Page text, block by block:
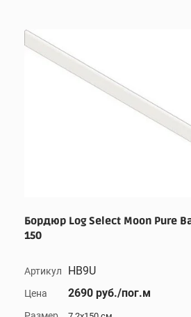
Бордюр Log Select Moon Pure
150
Артикул HB9U
Цена 2690 руб./пог.м